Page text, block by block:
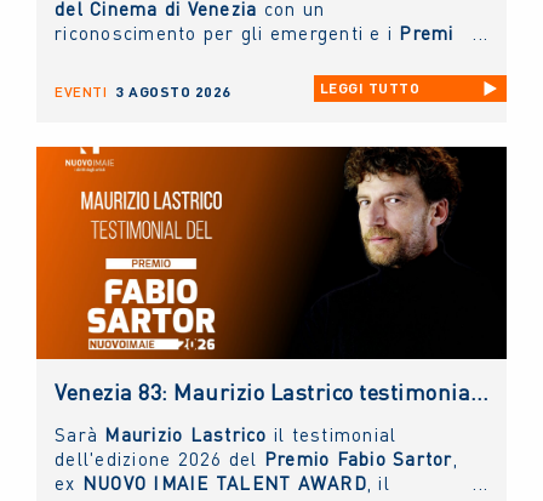
del Cinema di Venezia con un
riconoscimento per gli emergenti e i Premi
EVENTI 3 AGOSTO 2026 LEGGI TUTTO
Venezia 83: Maurizio Lastrico testimonial del Premio NUOVO IMAIE Fabio Sartor
Sarà Maurizio Lastrico il testimonial
dell'edizione 2026 del Premio Fabio Sartor
ex NUOVO IMAIE TALENT AWARD , il